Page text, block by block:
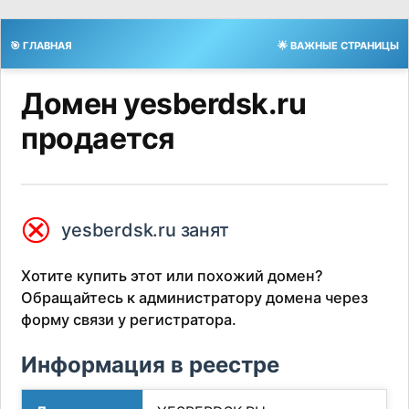
🎯 ГЛАВНАЯ 🌟 ВАЖНЫЕ СТРАНИЦЫ
Домен yesberdsk.ru
продается
⮿ yesberdsk.ru занят
Хотите купить этот или похожий домен?
Обращайтесь к администратору домена через
форму связи у регистратора.
Информация в реестре